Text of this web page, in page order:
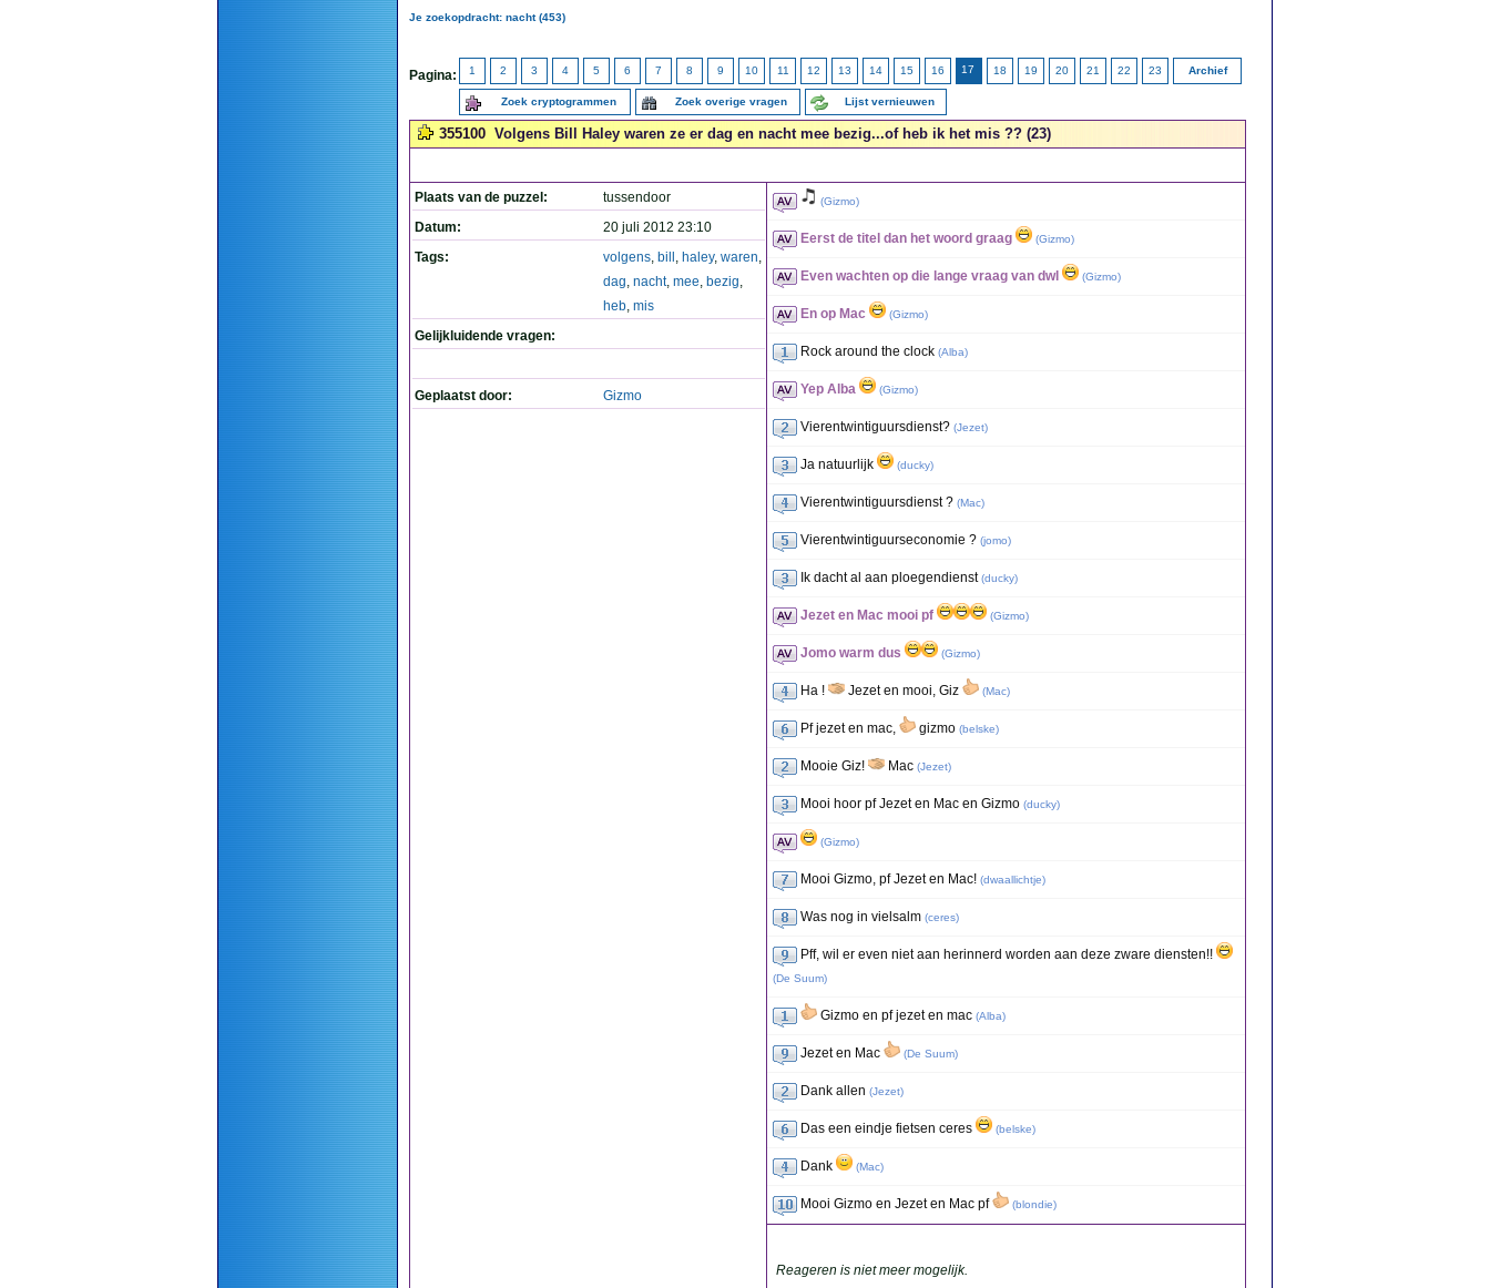
Je zoekopdracht: nacht (453)
Pagina: 1 2 3 4 5 6 7 8 9 10 11 12 13 14 15 16 17 18 19 20 21 22 23 Archief
Zoek cryptogrammen Zoek overige vragen Lijst vernieuwen
355100 Volgens Bill Haley waren ze er dag en nacht mee bezig...of heb ik het mis ?? (23)
Plaats van de puzzel:
tussendoor
Datum:
20 juli 2012 23:10
Tags:
volgens, bill , haley, waren,
dag, nacht, mee, bezig,
heb, mis
Gelijkluidende vragen:
Geplaatst door: Gizmo
(Gizmo)
Eerst de titel dan het woord graag (Gizmo)
Even wachten op die lange vraag van dwl (Gizmo)
En op Mac (Gizmo)
Rock around the clock (Alba)
Yep Alba (Gizmo)
Vierentwintiguursdienst? (Jezet)
Ja natuurlijk (ducky)
Vierentwintiguursdienst ? (Mac)
Vierentwintiguurseconomie ? (jomo)
Ik dacht al aan ploegendienst (ducky)
Jezet en Mac mooi pf (Gizmo)
Jomo warm dus (Gizmo)
Ha ! Jezet en mooi, Giz (Mac)
Pf jezet en mac, gizmo (belske)
Mooie Giz! Mac (Jezet)
Mooi hoor pf Jezet en Mac en Gizmo (ducky)
(Gizmo)
Mooi Gizmo, pf Jezet en Mac! (dwaallichtje)
Was nog in vielsalm (ceres)
Pff, wil er even niet aan herinnerd worden aan deze zware diensten!!
(De Suum)
Gizmo en pf jezet en mac (Alba)
Jezet en Mac (De Suum)
Dank allen (Jezet)
Das een eindje fietsen ceres (belske)
Dank (Mac)
Mooi Gizmo en Jezet en Mac pf (blondie)
Reageren is niet meer mogelijk.